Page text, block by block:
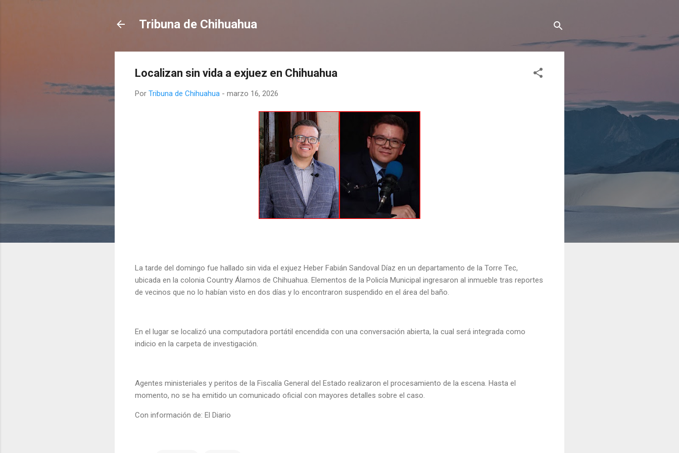
Tribuna de Chihuahua
Localizan sin vida a exjuez en Chihuahua
Por Tribuna de Chihuahua - marzo 16, 2026
La tarde del domingo fue hallado sin vida el exjuez Heber Fabián Sandoval Díaz en un departamento de la Torre Tec,
ubicada en la colonia Country Álamos de Chihuahua. Elementos de la Policía Municipal ingresaron al inmueble tras reportes
de vecinos que no lo habían visto en dos días y lo encontraron suspendido en el área del baño.
En el lugar se localizó una computadora portátil encendida con una conversación abierta, la cual será integrada como
indicio en la carpeta de investigación.
Agentes ministeriales y peritos de la Fiscalía General del Estado realizaron el procesamiento de la escena. Hasta el
momento, no se ha emitido un comunicado oficial con mayores detalles sobre el caso.
Con información de: El Diario